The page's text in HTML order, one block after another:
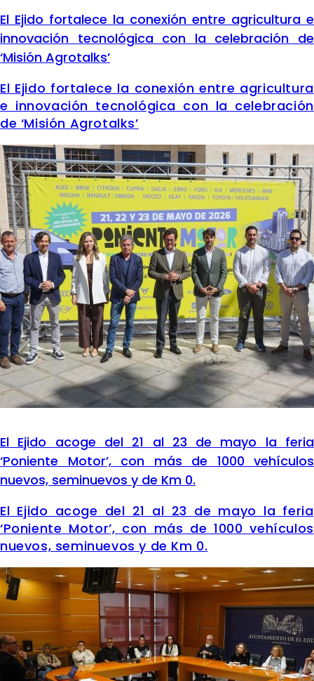
El Ejido fortalece la conexión entre agricultura e
innovación tecnológica con la celebración de
‘Misión Agrotalks’
El Ejido fortalece la conexión entre agricultura
e innovación tecnológica con la celebración
de ‘Misión Agrotalks’
El Ejido acoge del 21 al 23 de mayo la feria
‘Poniente Motor’, con más de 1000 vehículos
nuevos, seminuevos y de Km 0.
El Ejido acoge del 21 al 23 de mayo la feria
‘Poniente Motor’, con más de 1000 vehículos
nuevos, seminuevos y de Km 0.